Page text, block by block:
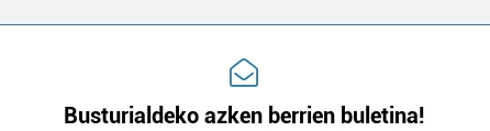
Busturialdeko azken berrien buletina!